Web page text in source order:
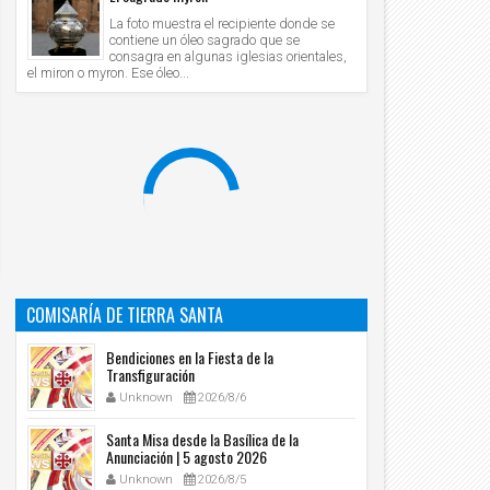
La foto muestra el recipiente donde se
contiene un óleo sagrado que se
consagra en algunas iglesias orientales,
el miron o myron. Ese óleo...
COMISARÍA DE TIERRA SANTA
Bendiciones en la Fiesta de la
Transfiguración
Unknown 2026/8/6
Santa Misa desde la Basílica de la
Anunciación | 5 agosto 2026
Unknown 2026/8/5